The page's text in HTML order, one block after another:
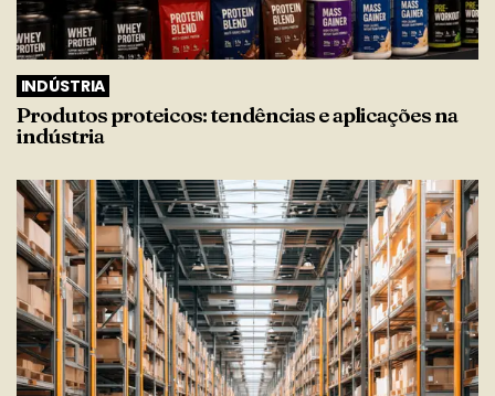
INDÚSTRIA
Produtos proteicos: tendências e aplicações na
indústria